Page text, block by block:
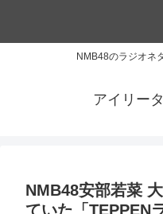
NMB48のラジオネ
アイリー
NMB48安部若菜
ていた「TEPPEN